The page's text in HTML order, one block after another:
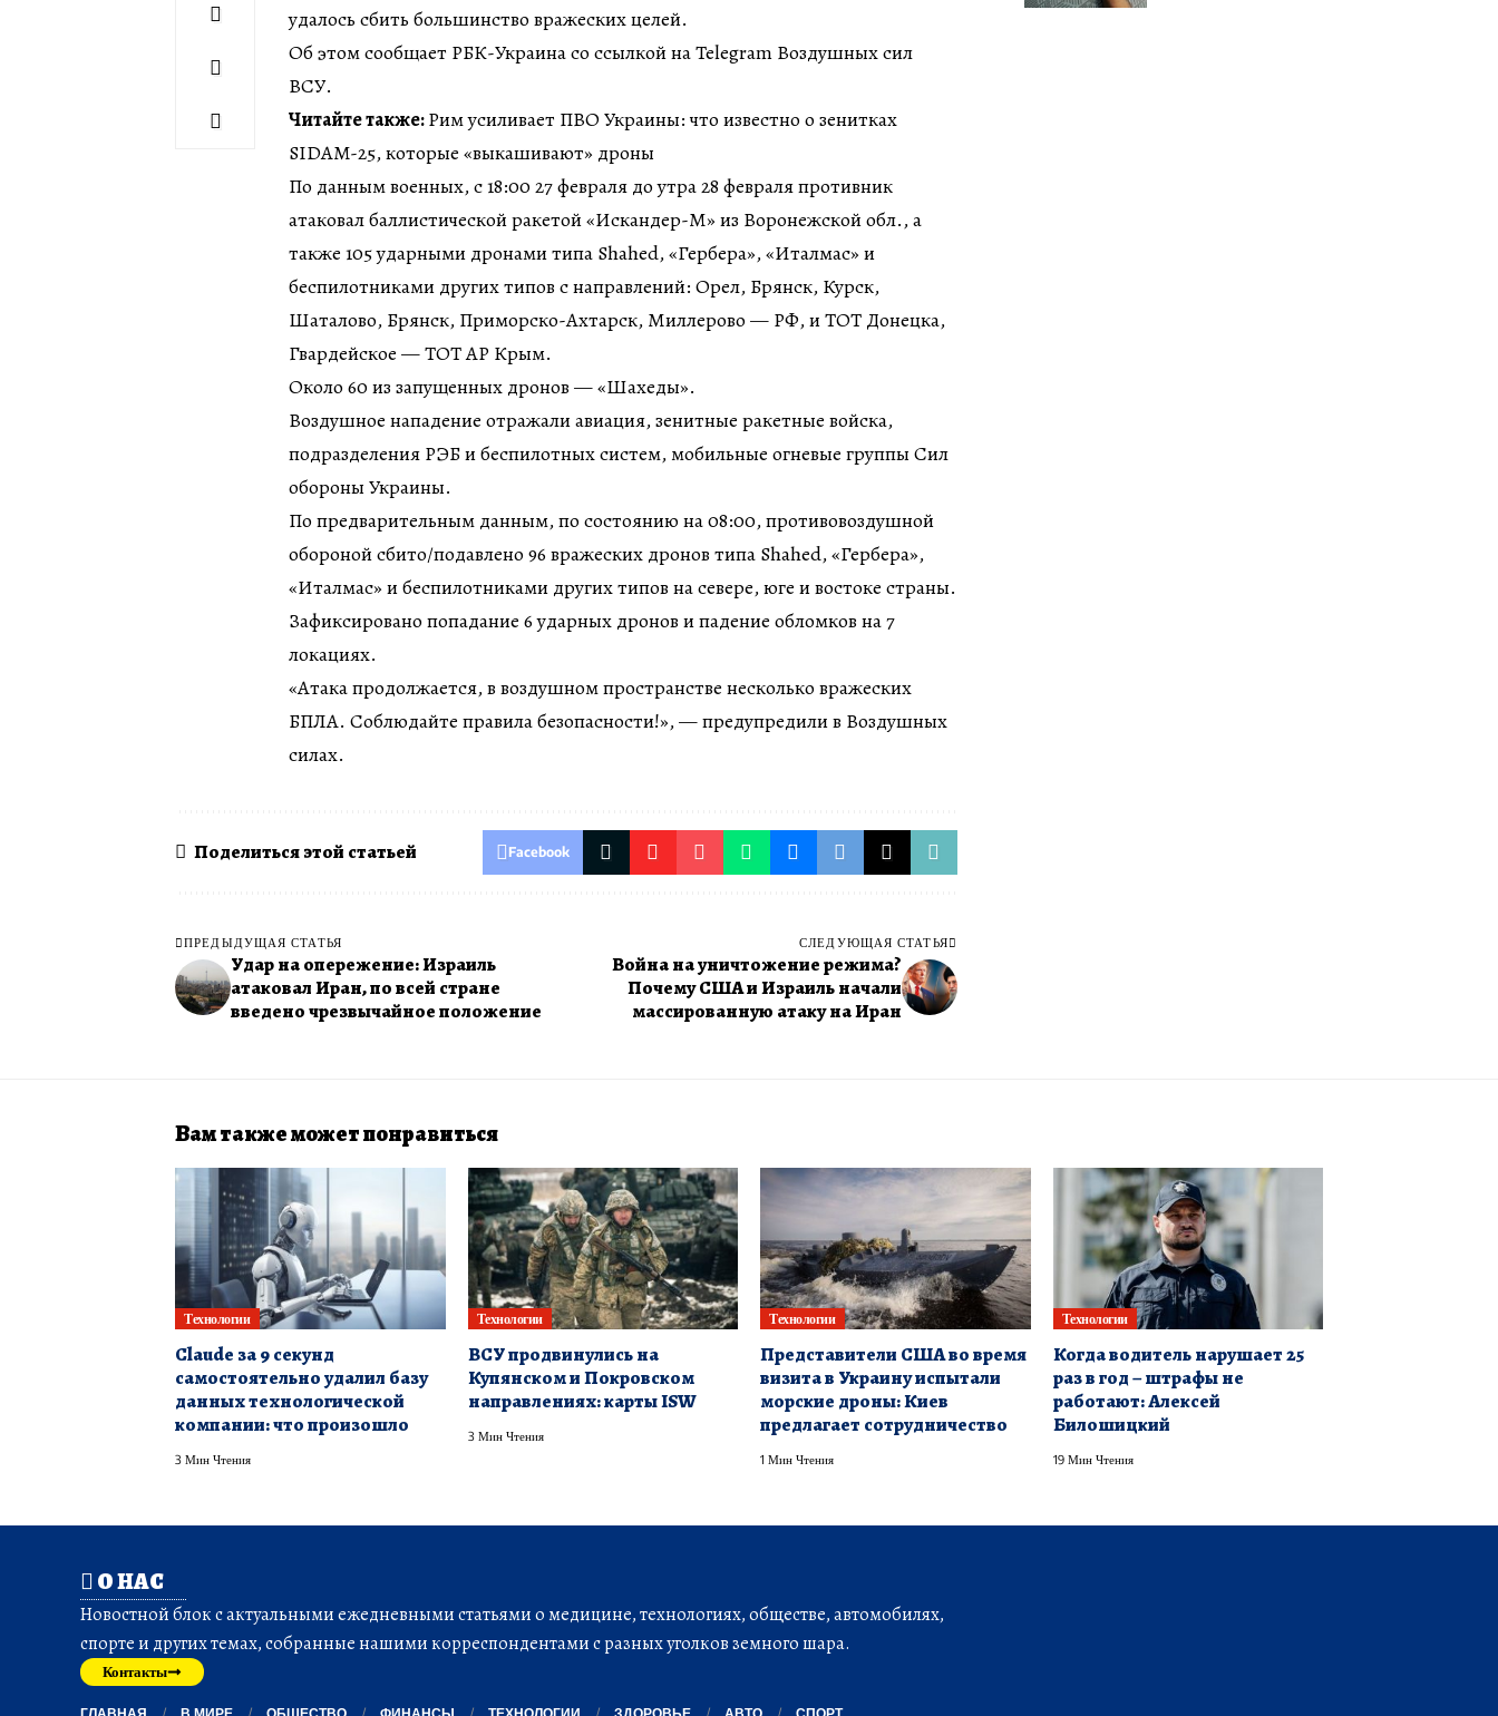
удалось сбить большинство вражеских целей.
Об этом сообщает РБК-Украина со ссылкой на Telegram Воздушных сил
ВСУ.
Читайте также:Рим усиливает ПВО Украины: что известно о зенитках
SIDAM-25, которые «выкашивают» дроны
По данным военных, с 18:00 27 февраля до утра 28 февраля противник
атаковал баллистической ракетой «Искандер-М» из Воронежской обл., а
также 105 ударными дронами типа Shahed, «Гербера», «Италмас» и
беспилотниками других типов с направлений: Орел, Брянск, Курск,
Шаталово, Брянск, Приморско-Ахтарск, Миллерово — РФ, и ТОТ Донецка,
Гвардейское — ТОТ АР Крым.
Около 60 из запущенных дронов — «Шахеды».
Воздушное нападение отражали авиация, зенитные ракетные войска,
подразделения РЭБ и беспилотных систем, мобильные огневые группы Сил
обороны Украины.
По предварительным данным, по состоянию на 08:00, противовоздушной
обороной сбито/подавлено 96 вражеских дронов типа Shahed, «Гербера»,
«Италмас» и беспилотниками других типов на севере, юге и востоке страны.
Зафиксировано попадание 6 ударных дронов и падение обломков на 7
локациях.
«Атака продолжается, в воздушном пространстве несколько вражеских
БПЛА. Соблюдайте правила безопасности!», — предупредили в Воздушных
силах.
Поделиться этой статьей Facebook
ПРЕДЫДУЩАЯ СТАТЬЯ
Удар на опережение: Израиль
атаковал Иран, по всей стране
введено чрезвычайное положение
СЛЕДУЮЩАЯ СТАТЬЯ
Война на уничтожение режима?
Почему США и Израиль начали
массированную атаку на Иран
Вам также может понравиться
Технологии
Claude за 9 секунд
самостоятельно удалил базу
данных технологической
компании: что произошло
3 Мин Чтения
Технологии
ВСУ продвинулись на
Купянском и Покровском
направлениях: карты ISW
3 Мин Чтения
Технологии
Представители США во время
визита в Украину испытали
морские дроны: Киев
предлагает сотрудничество
1 Мин Чтения
Технологии
Когда водитель нарушает 25
раз в год – штрафы не
работают: Алексей
Билошицкий
19 Мин Чтения
О НАС
Новостной блок с актуальными ежедневными статьями о медицине, технологиях, обществе, автомобилях,
спорте и других темах, собранные нашими корреспондентами с разных уголков земного шара.
Контакты